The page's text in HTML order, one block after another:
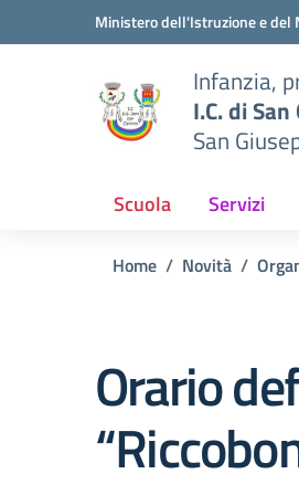
Vai ai contenuti
Vai al menu di navigazioneMinistero dell'Istruzione e del
Infanzia,
I.C. di
San
Scuola Servizi
Home Novità
Orario